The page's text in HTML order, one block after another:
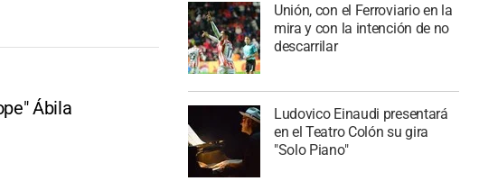
Ábila
Unión, con el Ferroviario en la
mira y con la intención de no
descarrilar
Ludovico Einaudi presentará
en el Teatro Colón su gira
"Solo Piano"